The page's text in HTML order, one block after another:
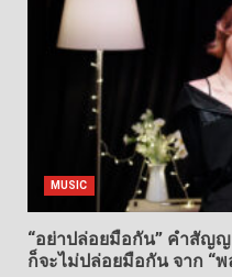
MUSIC
“อย่าปล่อยมือกัน” คำสัญ
ก็จะไม่ปล่อยมือกัน จาก “